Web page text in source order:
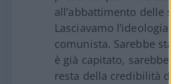
all’abbattimento delle
Lasciavamo
comunista. Sarebbe
è già capitato,
resta della credibilità